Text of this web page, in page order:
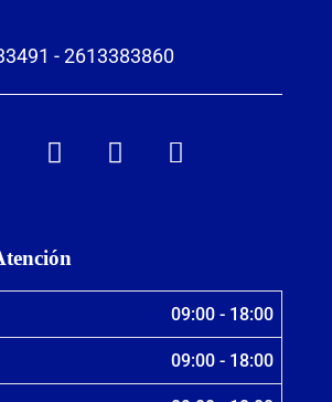
- 2613383860
09:00 - 18:00
09:00 - 18:00